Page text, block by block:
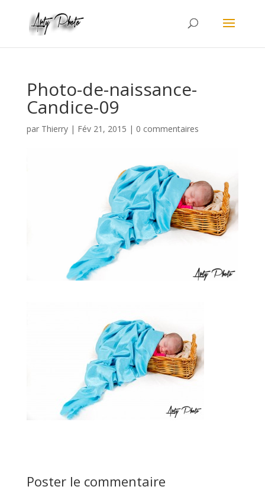
Photo-de-naissance-
Candice-09
par Thierry| Fév 21, 2015 | 0 commentaires
Poster le commentaire